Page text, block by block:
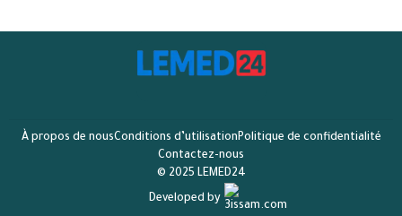
À propos de nousConditions d’utilisationPolitique de confidentialité
Contactez-nous
© 2025 LEMED24
Developed by